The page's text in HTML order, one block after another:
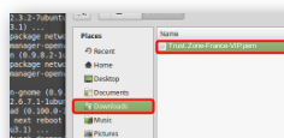
Trust.Zone-France-VIP.pem